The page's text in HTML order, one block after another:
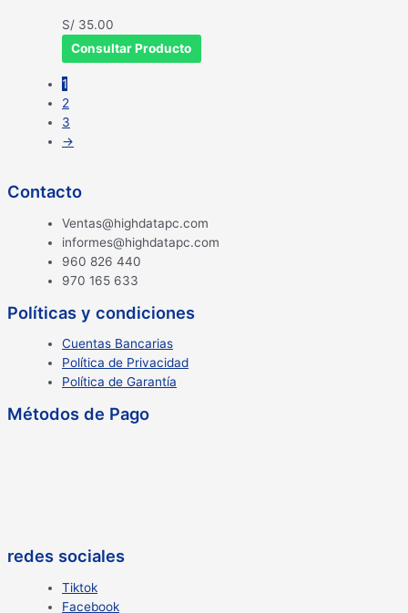
S/ 35.00
Consultar Producto
1
2
3
→
Contacto
Ventas@highdatapc.com
informes@highdatapc.com
960 826 440
970 165 633
Políticas y condiciones
Cuentas Bancarias
Política de Privacidad
Política de Garantía
Métodos de Pago
redes sociales
Tiktok
Facebook